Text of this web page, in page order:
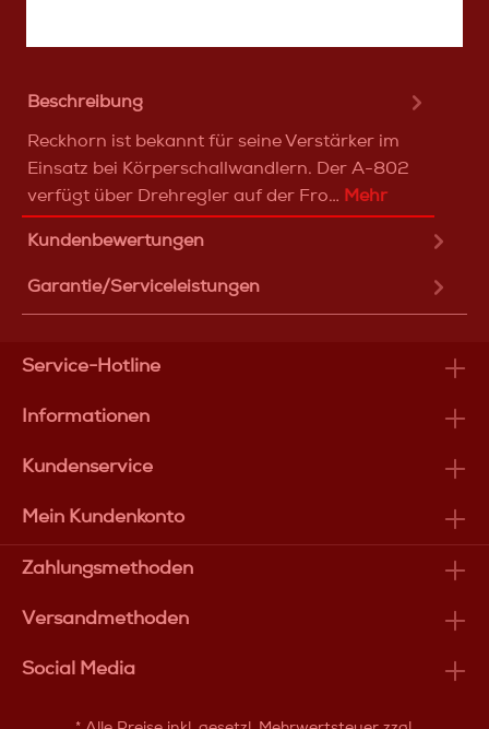
Beschreibung
Reckhorn ist bekannt für seine Verstärker im
Einsatz bei Körperschallwandlern. Der A-802
verfügt über Drehregler auf der Fro… Mehr
Kundenbewertungen
Garantie/Serviceleistungen
Service-Hotline
Informationen
Kundenservice
Mein Kundenkonto
Zahlungsmethoden
Versandmethoden
Social Media